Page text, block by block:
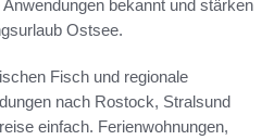
bekannt und stärken
Ostsee.
Fisch und regionale
nach Rostock, Stralsund
einfach. Ferienwohnungen,